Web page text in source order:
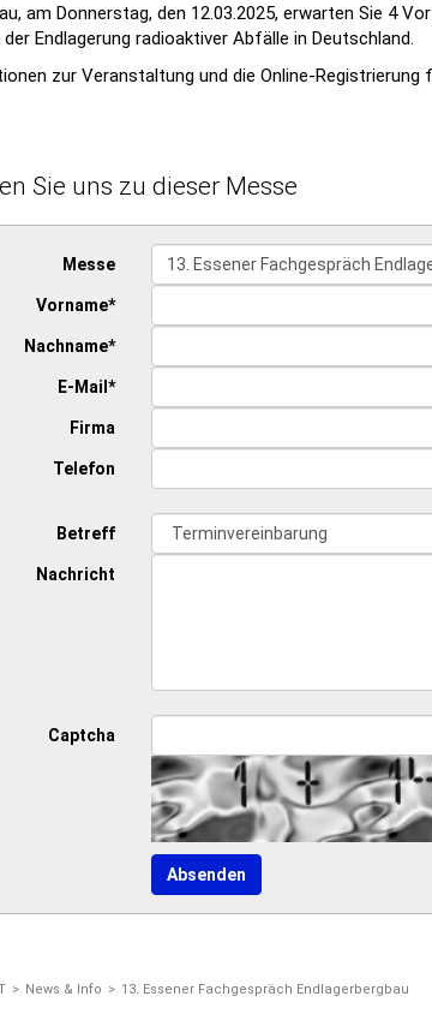
am Donnerstag, den 12.03.2025, erwarten Sie 4
Endlagerung radioaktiver Abfälle in Deutschland.
zur Veranstaltung und die Online-Registrierung
Sie uns zu dieser Messe
Messe
Vorname*
Nachname*
E-Mail*
Firma
Telefon
Betreff
Nachricht
Captcha
News & Info 13. Essener Fachgespräch Endlagerbergbau